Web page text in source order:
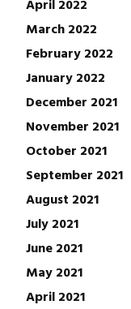
March 2022
February 2022
January 2022
December 2021
November 2021
October 2021
September 2021
August 2021
July 2021
June 2021
May 2021
April 2021